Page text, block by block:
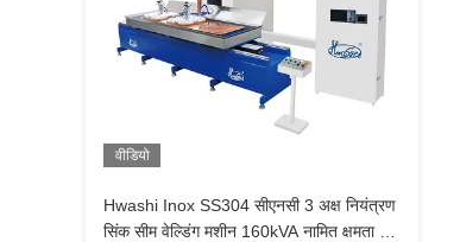
वीडियो
Hwashi Inox SS304 सीएनसी 3 अक्ष नियंत्रण
सिंक सीम वेल्डिंग मशीन 160kVA नामित क्षमता और